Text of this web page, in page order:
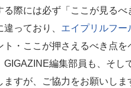
る際には必ず「ここが見る
っており、 エイプリルフー
ト・ここが押さえるべき点
GIGAZINE編集部員も、そし
すが、ご協力をお願いしま